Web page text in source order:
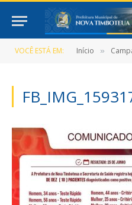
VOCÊ ESTÁ EM: Início »